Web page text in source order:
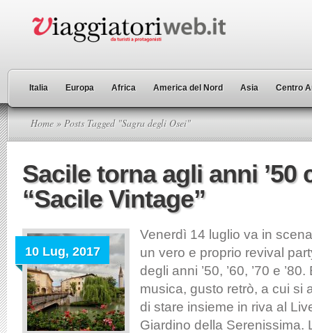
Italia Europa Africa America del Nord Asia Centro
Home » Posts Tagged "Sagra degli Osei"
Sacile torna agli anni ’50
“Sacile Vintage”
10 Lug, 2017
Venerdì 14 luglio va in
un vero e proprio revival
degli anni ’50, ’60, ’70 e
musica, gusto retrò, a cui si
di stare insieme in riva al
Giardino della Serenissima.